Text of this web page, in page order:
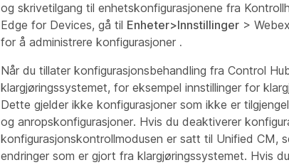
og skrivetilgang til enhetskonfigurasjonene fra
Edge for Devices, gå til Enheter>Innstillinger >
for å administrere konfigurasjoner .
Når du tillater konfigurasjonsbehandling fra Control
klargjøringssystemet, for eksempel innstillinger for
Dette gjelder ikke konfigurasjoner som ikke er
og anropskonfigurasjoner. Hvis du deaktiverer
konfigurasjonskontrollmodusen er satt til Unified CM,
endringer som er gjort fra klargjøringssystemet. Hvis